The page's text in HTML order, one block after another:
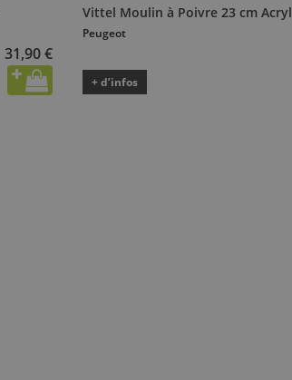
31,90 €
Vittel Moulin à Poivre 23 cm Acryl
Peugeot
+ d’infos